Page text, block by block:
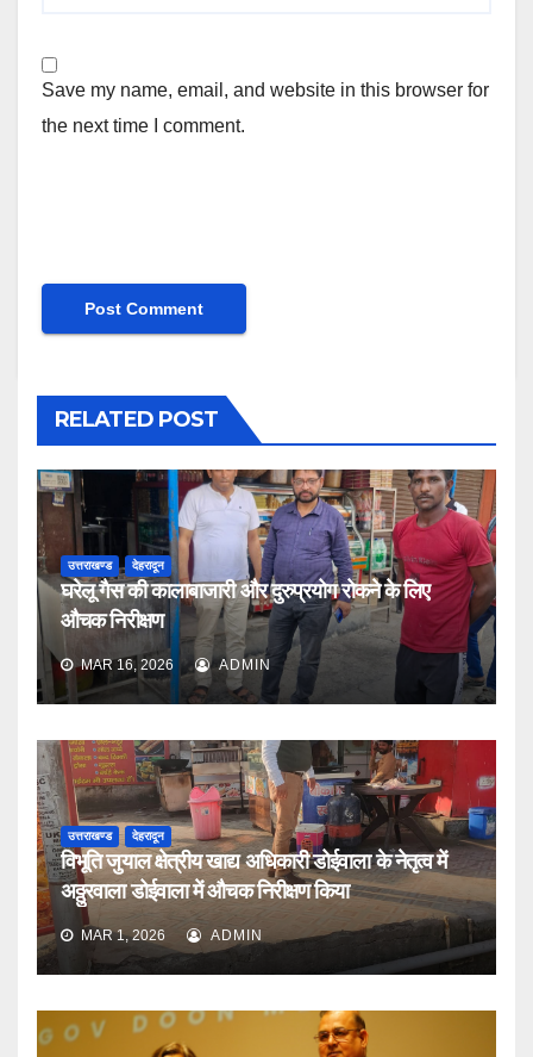
Save my name, email, and website in this browser for
the next time I comment.
RELATED POST
उत्तराखण्ड देहरादून
घरेलू गैस की कालाबाजारी और दुरुप्रयोग रोकने के लिए
औचक निरीक्षण
MAR 16, 2026 ADMIN
उत्तराखण्ड देहरादून
विभूति जुयाल क्षेत्रीय खाद्य अधिकारी डोईवाला के नेतृत्व में
अठ्ठुरवाला डोईवाला में औचक निरीक्षण किया
MAR 1, 2026 ADMIN